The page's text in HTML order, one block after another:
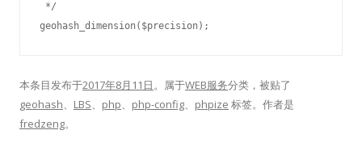
*/
geohash_dimension($precision);
本条目发布于2017年8月11日。属于WEB服务分类，被贴了
geohash、 LBS、 php、 php-config、 phpize 标签。 作者是
fredzeng。